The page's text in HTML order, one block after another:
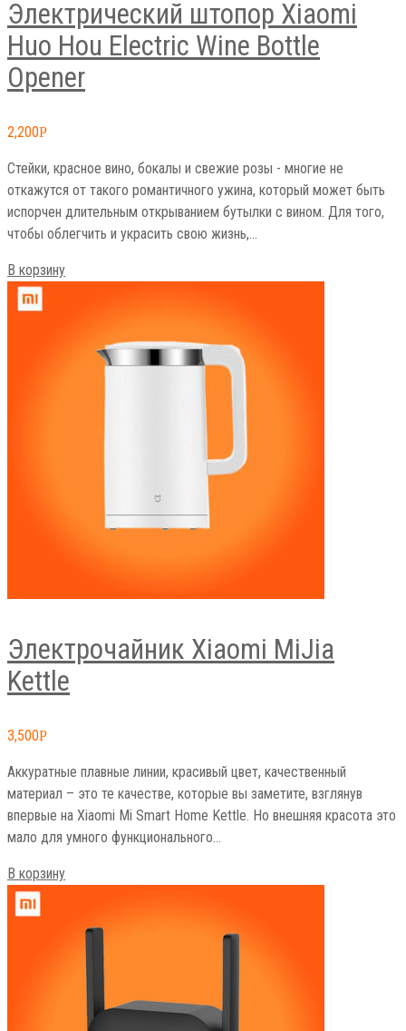
Электрический штопор Xiaomi
Huo Hou Electric Wine Bottle
Opener
2,200Р
Стейки, красное вино, бокалы и свежие розы - многие не
откажутся от такого романтичного ужина, который может быть
испорчен длительным открыванием бутылки с вином. Для того,
чтобы облегчить и украсить свою жизнь,…
В корзину
Электрочайник Xiaomi MiJia
Kettle
3,500Р
Аккуратные плавные линии, красивый цвет, качественный
материал – это те качестве, которые вы заметите, взглянув
впервые на Xiaomi Mi Smart Home Kettle. Но внешняя красота это
мало для умного функционального…
В корзину